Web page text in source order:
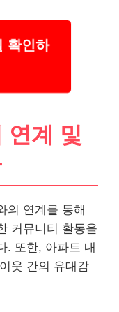
확인하
연계 및
의 연계를 통해
커뮤니티 활동을
. 또한, 아파트 내
웃 간의 유대감